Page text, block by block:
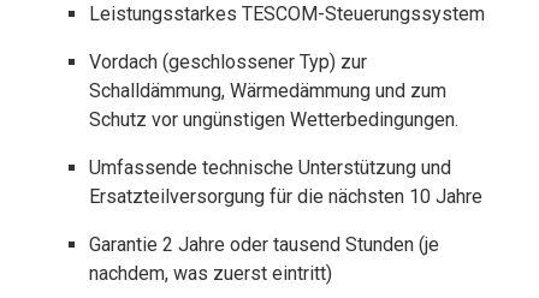
Leistungsstarkes TESCOM-Steuerungssystem
Vordach (geschlossener Typ) zur
Schalldämmung, Wärmedämmung und zum
Schutz vor ungünstigen Wetterbedingungen.
Umfassende technische Unterstützung und
Ersatzteilversorgung für die nächsten 10 Jahre
Garantie 2 Jahre oder tausend Stunden (je
nachdem, was zuerst eintritt)